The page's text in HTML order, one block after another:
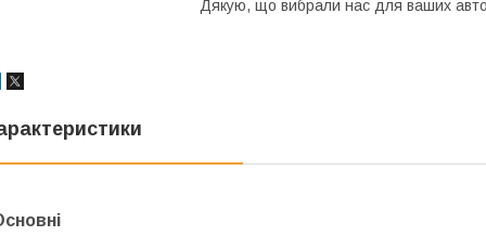
Дякую, що вибрали нас для ваших